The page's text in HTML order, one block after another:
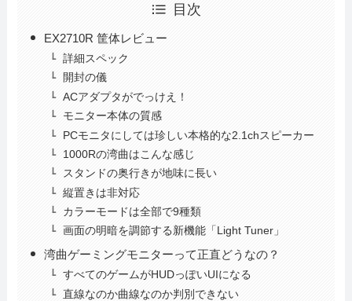
目次
EX2710R 筐体レビュー
詳細スペック
開封の儀
ACアダプタがでっけえ！
モニター本体の質感
PCモニタにしては珍しい本格的な2.1chスピーカー
1000Rの湾曲はこんな感じ
スタンドの奥行きが地味に長い
縦置きは非対応
カラーモードは全部で9種類
画面の明暗を調節する新機能「Light Tuner」
湾曲ゲーミングモニターって正直どうなの？
すべてのゲームがHUDっぽいUIになる
直線なのか曲線なのか判別できない